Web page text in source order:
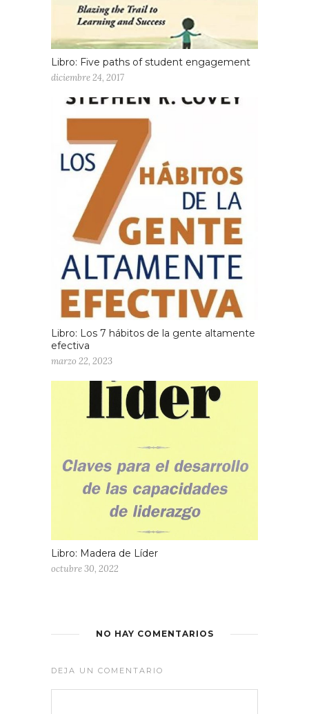
Libro: Five paths of student engagement
diciembre 24, 2017
Libro: Los 7 hábitos de la gente altamente
efectiva
marzo 22, 2023
Libro: Madera de Líder
octubre 30, 2022
NO HAY COMENTARIOS
DEJA UN COMENTARIO